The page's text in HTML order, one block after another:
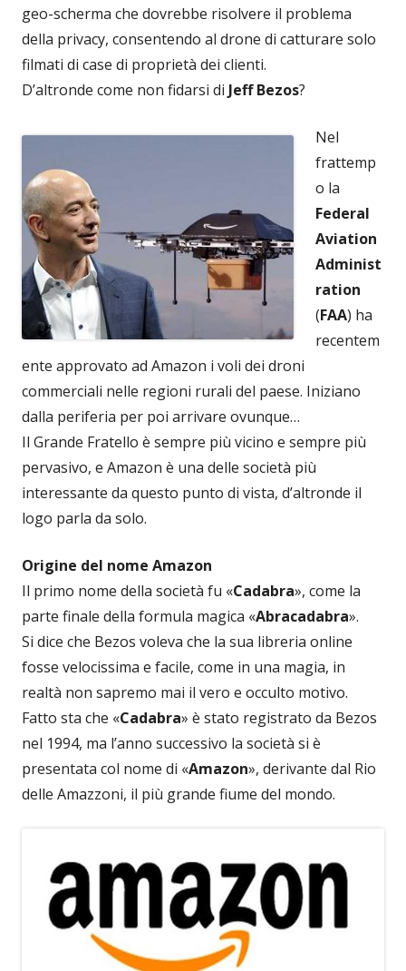
geo-scherma che dovrebbe risolvere il problema
della privacy, consentendo al drone di catturare solo
filmati di case di proprietà dei clienti.
D’altronde come non fidarsi di Jeff Bezos?
Nel
frattemp
o la
Federal
Aviation
Administ
ration
(FAA) ha
recentem
ente approvato ad Amazon i voli dei droni
commerciali nelle regioni rurali del paese. Iniziano
dalla periferia per poi arrivare ovunque…
Il Grande Fratello è sempre più vicino e sempre più
pervasivo, e Amazon è una delle società più
interessante da questo punto di vista, d’altronde il
logo parla da solo.
Origine del nome Amazon
Il primo nome della società fu «Cadabra», come la
parte finale della formula magica «Abracadabra».
Si dice che Bezos voleva che la sua libreria online
fosse velocissima e facile, come in una magia, in
realtà non sapremo mai il vero e occulto motivo.
Fatto sta che «Cadabra» è stato registrato da Bezos
nel 1994, ma l’anno successivo la società si è
presentata col nome di «Amazon», derivante dal Rio
delle Amazzoni, il più grande fiume del mondo.